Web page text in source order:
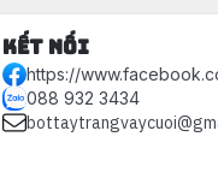
Kết nối
https://
088 932 3434